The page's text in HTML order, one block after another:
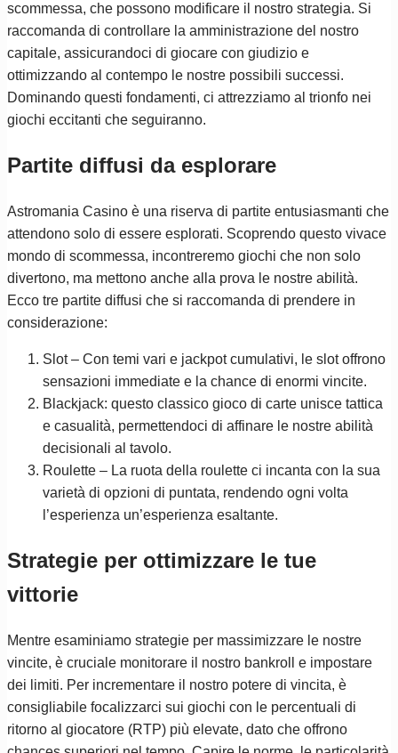
scommessa, che possono modificare il nostro strategia. Si
raccomanda di controllare la amministrazione del nostro
capitale, assicurandoci di giocare con giudizio e
ottimizzando al contempo le nostre possibili successi.
Dominando questi fondamenti, ci attrezziamo al trionfo nei
giochi eccitanti che seguiranno.
Partite diffusi da esplorare
Astromania Casino è una riserva di partite entusiasmanti che
attendono solo di essere esplorati. Scoprendo questo vivace
mondo di scommessa, incontreremo giochi che non solo
divertono, ma mettono anche alla prova le nostre abilità.
Ecco tre partite diffusi che si raccomanda di prendere in
considerazione:
Slot – Con temi vari e jackpot cumulativi, le slot offrono
sensazioni immediate e la chance di enormi vincite.
Blackjack: questo classico gioco di carte unisce tattica
e casualità, permettendoci di affinare le nostre abilità
decisionali al tavolo.
Roulette – La ruota della roulette ci incanta con la sua
varietà di opzioni di puntata, rendendo ogni volta
l’esperienza un’esperienza esaltante.
Strategie per ottimizzare le tue
vittorie
Mentre esaminiamo strategie per massimizzare le nostre
vincite, è cruciale monitorare il nostro bankroll e impostare
dei limiti. Per incrementare il nostro potere di vincita, è
consigliabile focalizzarci sui giochi con le percentuali di
ritorno al giocatore (RTP) più elevate, dato che offrono